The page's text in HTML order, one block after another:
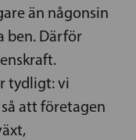
än någonsin
ben. Därför
tydligt: vi
att företagen